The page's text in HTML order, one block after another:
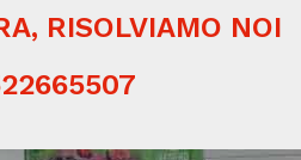
RISOLVIAMO NOI